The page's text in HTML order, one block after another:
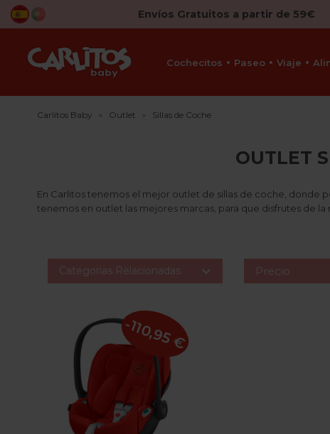
Envíos Gratuitos a partir de 59€
Cochecitos Paseo Viaje
Carlitos Baby Outlet Sillas de Coche
OUTLET
En Carlitos tenemos el mejor outlet de sillas de coche, donde
tenemos en outlet las mejores marcas, para que disfrutes de
Categorias Relacionadas  Precio
-110,95 €